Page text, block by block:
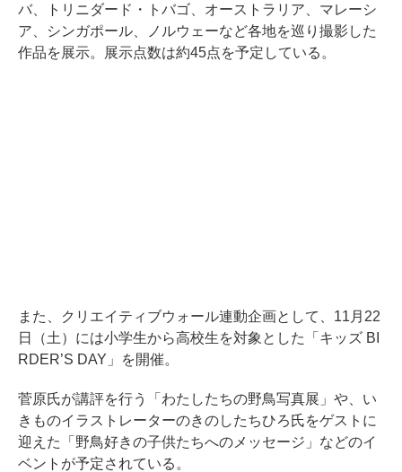
バ、トリニダード・トバゴ、オーストラリア、マレーシ
ア、シンガポール、ノルウェーなど各地を巡り撮影した
作品を展示。展示点数は約45点を予定している。
また、クリエイティブウォール連動企画として、11月22
日（土）には小学生から高校生を対象とした「キッズ BI
RDER’S DAY」を開催。
菅原氏が講評を行う「わたしたちの野鳥写真展」や、い
きものイラストレーターのきのしたちひろ氏をゲストに
迎えた「野鳥好きの子供たちへのメッセージ」などのイ
ベントが予定されている。